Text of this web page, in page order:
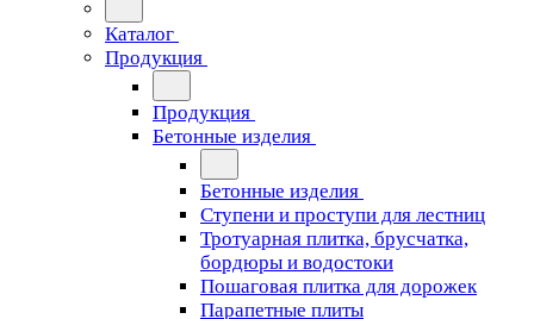
Каталог
Продукция
Продукция
Бетонные изделия
Бетонные изделия
Ступени и проступи для лестниц
Тротуарная плитка, брусчатка,
бордюры и водостоки
Пошаговая плитка для дорожек
Парапетные плиты